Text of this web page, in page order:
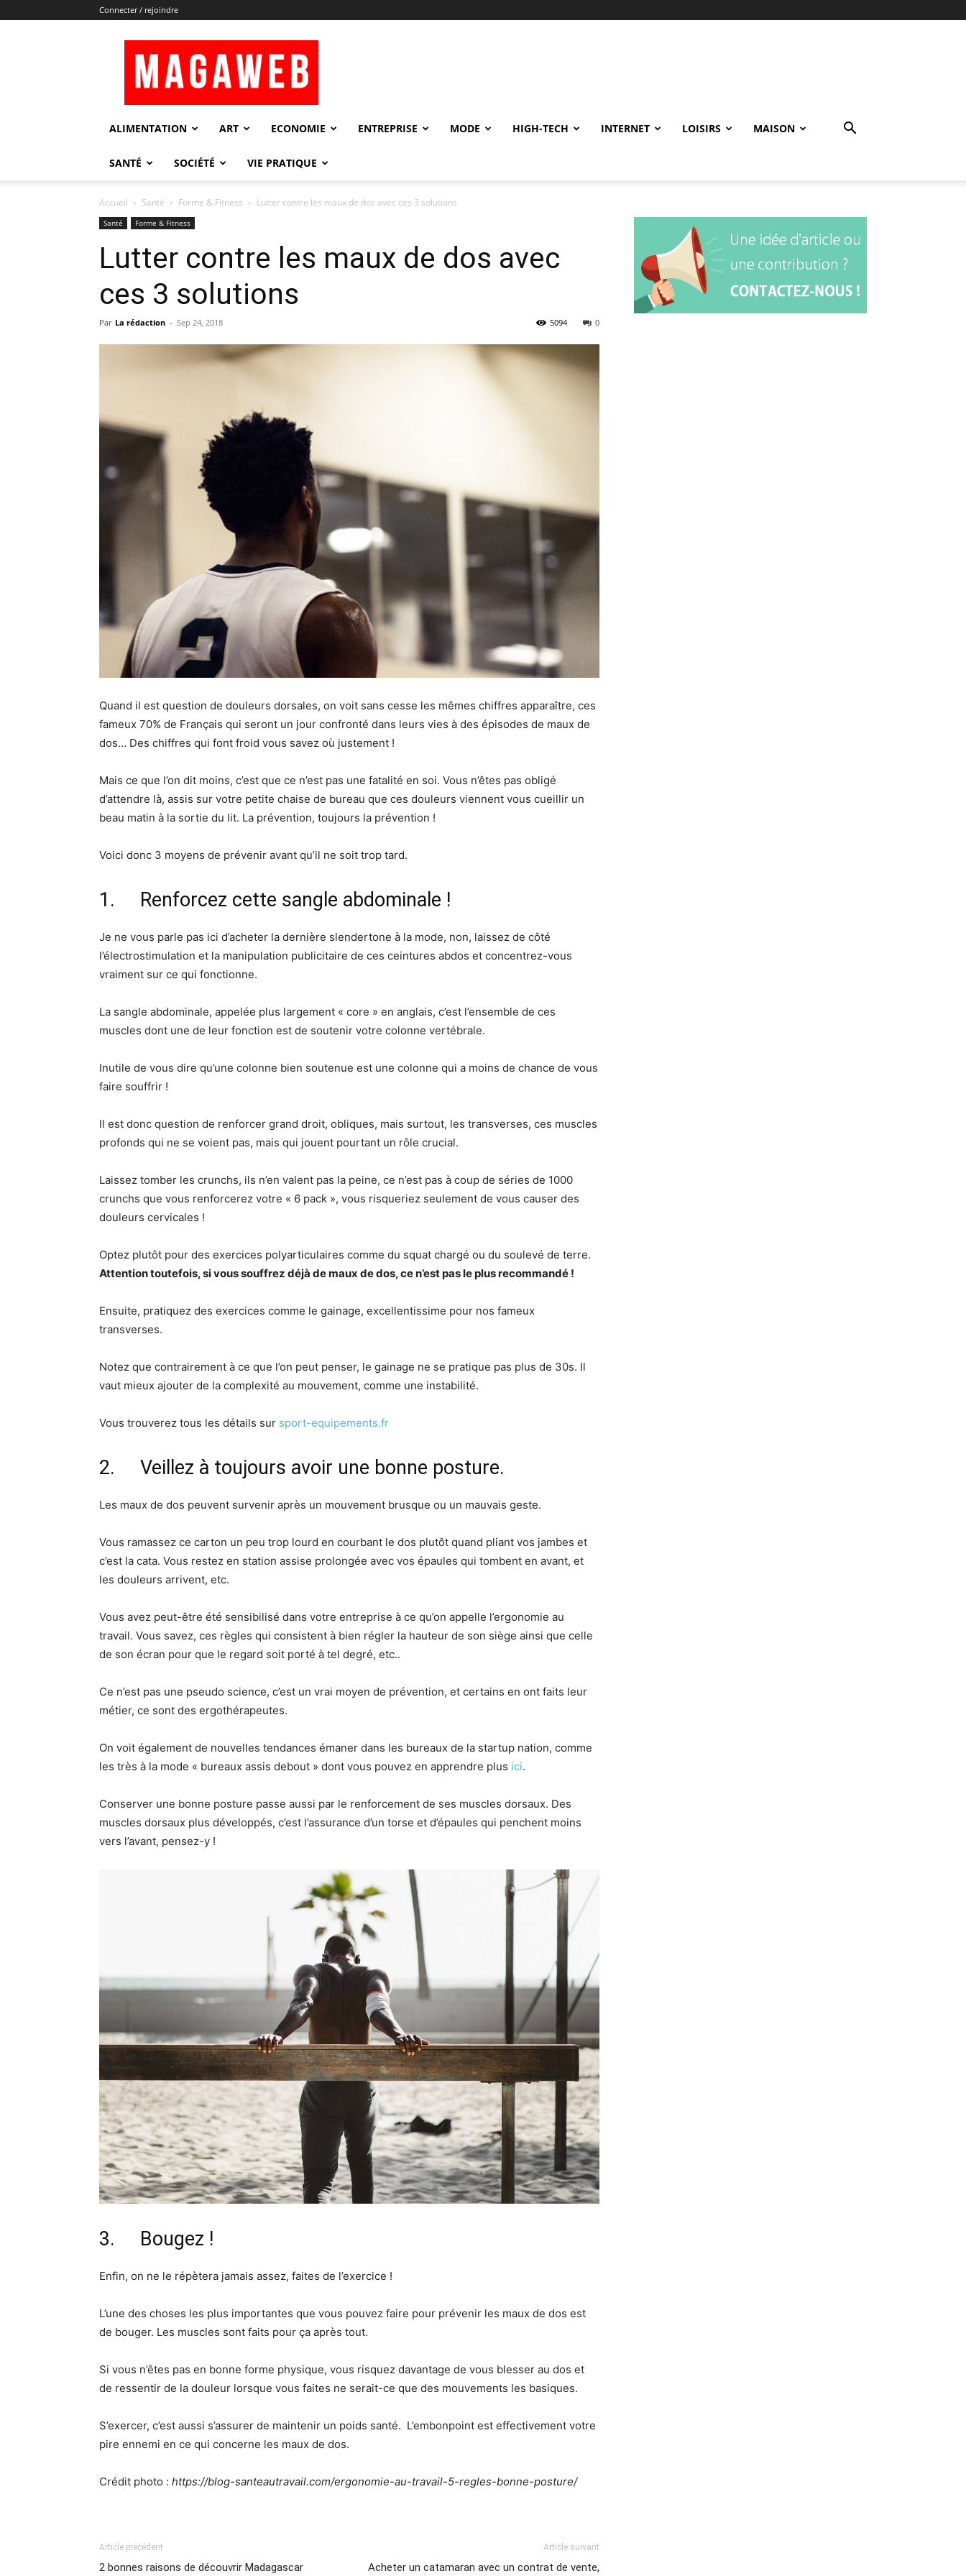
Connecter / rejoindre
ALIMENTATION ART ECONOMIE ENTREPRISE MODE HIGH-TECH INTERNET LOISIRS MAISON
SANTÉ SOCIÉTÉ VIE PRATIQUE
Accueil Santé Forme & Fitness Lutter contre les maux de dos avec ces 3 solutions
Santé Forme & Fitness
Lutter contre les maux de dos avec
ces 3 solutions
Par La rédaction - Sep 24, 2018 0
5094
Quand il est question de douleurs dorsales, on voit sans cesse les mêmes chiffres apparaître, ces
fameux 70% de Français qui seront un jour confronté dans leurs vies à des épisodes de maux de
dos… Des chiffres qui font froid vous savez où justement !
Mais ce que l’on dit moins, c’est que ce n’est pas une fatalité en soi. Vous n’êtes pas obligé
d’attendre là, assis sur votre petite chaise de bureau que ces douleurs viennent vous cueillir un
beau matin à la sortie du lit. La prévention, toujours la prévention !
Voici donc 3 moyens de prévenir avant qu’il ne soit trop tard.
1. Renforcez cette sangle abdominale !
Je ne vous parle pas ici d’acheter la dernière slendertone à la mode, non, laissez de côté
l’électrostimulation et la manipulation publicitaire de ces ceintures abdos et concentrez-vous
vraiment sur ce qui fonctionne.
La sangle abdominale, appelée plus largement « core » en anglais, c’est l’ensemble de ces
muscles dont une de leur fonction est de soutenir votre colonne vertébrale.
Inutile de vous dire qu’une colonne bien soutenue est une colonne qui a moins de chance de vous
faire souffrir !
Il est donc question de renforcer grand droit, obliques, mais surtout, les transverses, ces muscles
profonds qui ne se voient pas, mais qui jouent pourtant un rôle crucial.
Laissez tomber les crunchs, ils n’en valent pas la peine, ce n’est pas à coup de séries de 1000
crunchs que vous renforcerez votre « 6 pack », vous risqueriez seulement de vous causer des
douleurs cervicales !
Optez plutôt pour des exercices polyarticulaires comme du squat chargé ou du soulevé de terre.
Attention toutefois, si vous souffrez déjà de maux de dos, ce n’est pas le plus recommandé !
Ensuite, pratiquez des exercices comme le gainage, excellentissime pour nos fameux
transverses.
Notez que contrairement à ce que l’on peut penser, le gainage ne se pratique pas plus de 30s. Il
vaut mieux ajouter de la complexité au mouvement, comme une instabilité.
Vous trouverez tous les détails sur sport-equipements.fr
2. Veillez à toujours avoir une bonne posture.
Les maux de dos peuvent survenir après un mouvement brusque ou un mauvais geste.
Vous ramassez ce carton un peu trop lourd en courbant le dos plutôt quand pliant vos jambes et
c’est la cata. Vous restez en station assise prolongée avec vos épaules qui tombent en avant, et
les douleurs arrivent, etc.
Vous avez peut-être été sensibilisé dans votre entreprise à ce qu’on appelle l’ergonomie au
travail. Vous savez, ces règles qui consistent à bien régler la hauteur de son siège ainsi que celle
de son écran pour que le regard soit porté à tel degré, etc..
Ce n’est pas une pseudo science, c’est un vrai moyen de prévention, et certains en ont faits leur
métier, ce sont des ergothérapeutes.
On voit également de nouvelles tendances émaner dans les bureaux de la startup nation, comme
les très à la mode « bureaux assis debout » dont vous pouvez en apprendre plus ici.
Conserver une bonne posture passe aussi par le renforcement de ses muscles dorsaux. Des
muscles dorsaux plus développés, c’est l’assurance d’un torse et d’épaules qui penchent moins
vers l’avant, pensez-y !
3. Bougez !
Enfin, on ne le répètera jamais assez, faites de l’exercice !
L’une des choses les plus importantes que vous pouvez faire pour prévenir les maux de dos est
de bouger. Les muscles sont faits pour ça après tout.
Si vous n’êtes pas en bonne forme physique, vous risquez davantage de vous blesser au dos et
de ressentir de la douleur lorsque vous faites ne serait-ce que des mouvements les basiques.
S’exercer, c’est aussi s’assurer de maintenir un poids santé. L’embonpoint est effectivement votre
pire ennemi en ce qui concerne les maux de dos.
Crédit photo : https://blog-santeautravail.com/ergonomie-au-travail-5-regles-bonne-posture/
Article précédent
2 bonnes raisons de découvrir Madagascar
Article suivant
Acheter un catamaran avec un contrat de vente,